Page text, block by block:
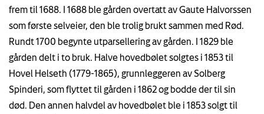
frem til 1688. I 1688 ble gården overtatt av Gaute Halvorssen
som første selveier, den ble trolig brukt sammen med Rød.
Rundt 1700 begynte utparsellering av gården. I 1829 ble
gården delt i to bruk. Halve hovedbølet solgtes i 1853 til
Hovel Helseth (1779-1865), grunnleggeren av Solberg
Spinderi, som flyttet til gården i 1862 og bodde der til sin
død. Den annen halvdel av hovedbølet ble i 1853 solgt til